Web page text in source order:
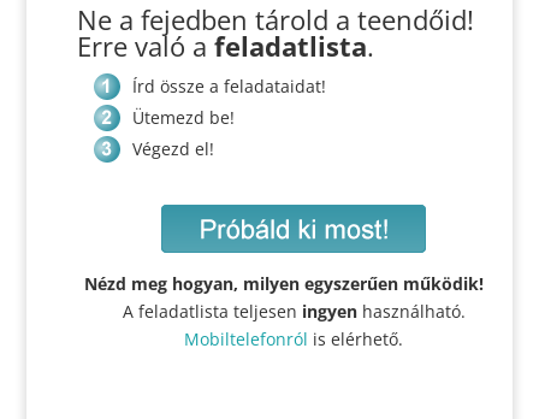
Ne a fejedben tárold a teendőid!
Erre való afeladatlista.
Írd össze a feladataidat!
Ütemezd be!
Végezd el!
Nézd meg hogyan, milyen egyszerűen működik!
A feladatlista teljesen ingyenhasználható.
Mobiltelefonról is elérhető.